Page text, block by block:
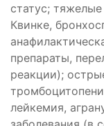
статус;
Квинке,
препараты,
реакции);
лейкемия,